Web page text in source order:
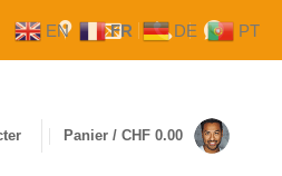
Panier / CHF 0.00
EN FR DE PT